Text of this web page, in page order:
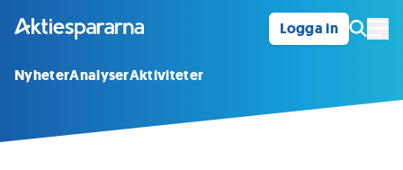
Logga in
NyheterAnalyserAktiviteter